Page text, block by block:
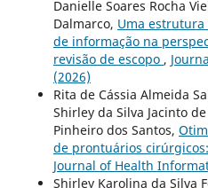
Danielle Soares Rocha
Dalmarco, Uma estrutura
de informação na
revisão de escopo ,
(2026)
Rita de Cássia Almeida
Shirley da Silva Jacinto
Pinheiro dos Santos,
de prontuários
Journal of Health
Shirley Karolina da Silva